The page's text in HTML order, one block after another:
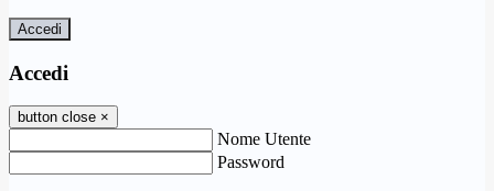
Accedi
Accedi
button close ×
Nome Utente
Password